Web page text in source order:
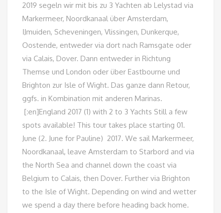
2019 segeln wir mit bis zu 3 Yachten ab Lelystad via
Markermeer, Noordkanaal über Amsterdam,
IJmuiden, Scheveningen, Vlissingen, Dunkerque,
Oostende, entweder via dort nach Ramsgate oder
via Calais, Dover. Dann entweder in Richtung
Themse und London oder über Eastbourne und
Brighton zur Isle of Wight. Das ganze dann Retour,
ggfs. in Kombination mit anderen Marinas.
[:en]England 2017 (1) with 2 to 3 Yachts Still a few
spots available! This tour takes place starting 01.
June (2. June for Pauline) 2017. We sail Markermeer,
Noordkanaal, leave Amsterdam to Starbord and via
the North Sea and channel down the coast via
Belgium to Calais, then Dover. Further via Brighton
to the Isle of Wight. Depending on wind and wetter
we spend a day there before heading back home.